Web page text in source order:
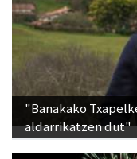
"Banakako
aldarrikatzen dut"